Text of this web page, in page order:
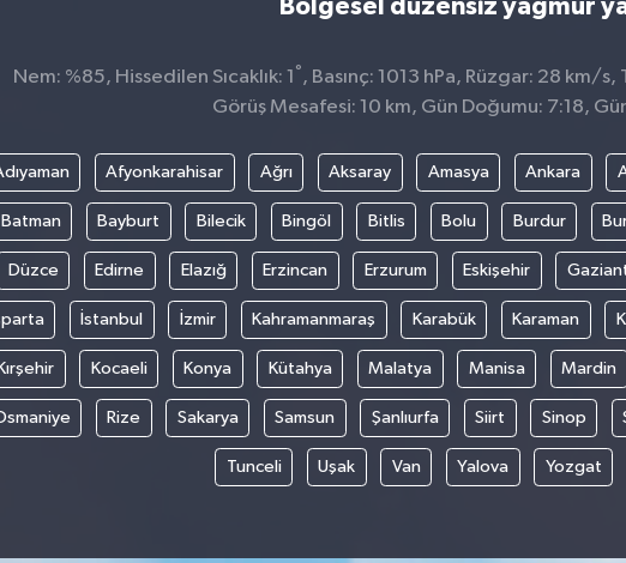
Bölgesel düzensiz yağmur
Nem: %85, Hissedilen Sıcaklık: 1 ° , Basınç: 1013 hPa, Rüzgar: 28 km/s,
Görüş Mesafesi: 10 km, Gün Doğumu: 7:18, Gün
Afyonkarahisar Ağrı Aksaray Amasya Ankara
Batman Bayburt Bilecik Bingöl Bitlis Bolu Burdur
Düzce Edirne Elazığ Erzincan Erzurum Eskişehir
İstanbul İzmir Kahramanmaraş Karabük Karaman
Kırşehir Kocaeli Konya Kütahya Malatya Manisa Mardin
Rize Sakarya Samsun Şanlıurfa Siirt Sinop
Tunceli Uşak Van Yalova Yozgat